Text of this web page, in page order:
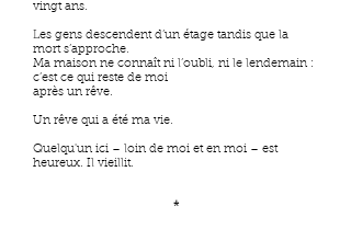
vingt ans.
Les gens descendent d’un étage tandis que la
mort s’approche.
Ma maison ne connaît ni l’oubli, ni le lendemain :
c’est ce qui reste de moi
après un rêve.
Un rêve qui a été ma vie.
Quelqu'un ici – loin de moi et en moi – est
heureux. Il vieillit.
*